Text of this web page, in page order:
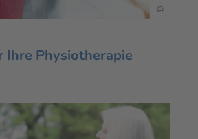
©
Ihre Physiotherapie